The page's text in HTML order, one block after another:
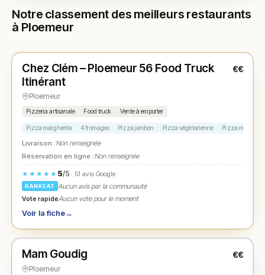
Notre classement des meilleurs restaurants
à Ploemeur
★ N° 1
Chez Clém – Ploemeur 56 Food Truck
Itinérant
€€
Ploemeur
Pizzeria artisanale Food truck Vente à emporter
Pizza margherita 4 fromages Pizza jambon Pizza végétarienne Pizza maison
Livraison :Non renseignée
Réservation en ligne :Non renseignée
★★★★★ 5/5· 51 avis Google
RANKEAT
Aucun avis par la communauté
Vote rapideAucun vote pour le moment
Voir la fiche→
★ N° 2
Mam Goudig €€
Ploemeur